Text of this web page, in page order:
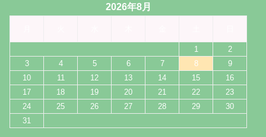
2026年8月
1
2
3
4 5 6 7 8
9
10
11 12 13 14 15
16
17
18 19 20 21 22
23
24
25 26 27 28 29
30
31